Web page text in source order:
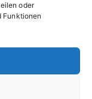
oder
Funktionen